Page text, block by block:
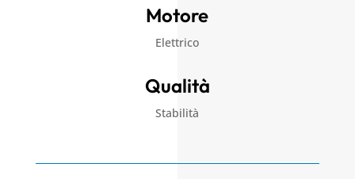
Motore
Elettrico
Qualità
Stabilità